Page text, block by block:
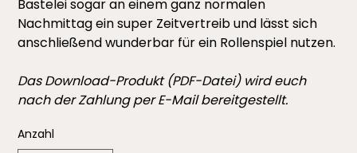
Bastelei sogar an einem ganz normalen
Nachmittag ein super Zeitvertreib und lässt sich
anschließend wunderbar für ein Rollenspiel nutzen.
Das Download-Produkt (PDF-Datei) wird euch
nach der Zahlung per E-Mail bereitgestellt.
Anzahl